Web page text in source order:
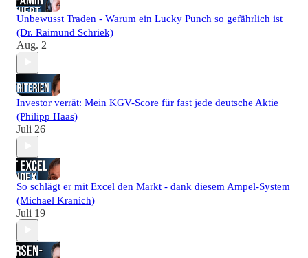
Unbewusst Traden - Warum ein Lucky Punch so gefährlich ist
(Dr. Raimund Schriek)
Aug. 2
Investor verrät: Mein KGV-Score für fast jede deutsche Aktie
(Philipp Haas)
Juli 26
So schlägt er mit Excel den Markt - dank diesem Ampel-System
(Michael Kranich)
Juli 19